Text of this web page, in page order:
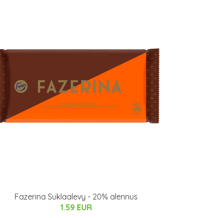
Fazerina Suklaalevy - 20% alennus
1.59 EUR